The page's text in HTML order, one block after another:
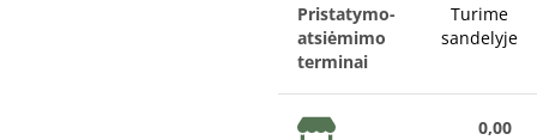
Pristatymo-
atsiėmimo
terminai
Turime
sandelyje
0,00